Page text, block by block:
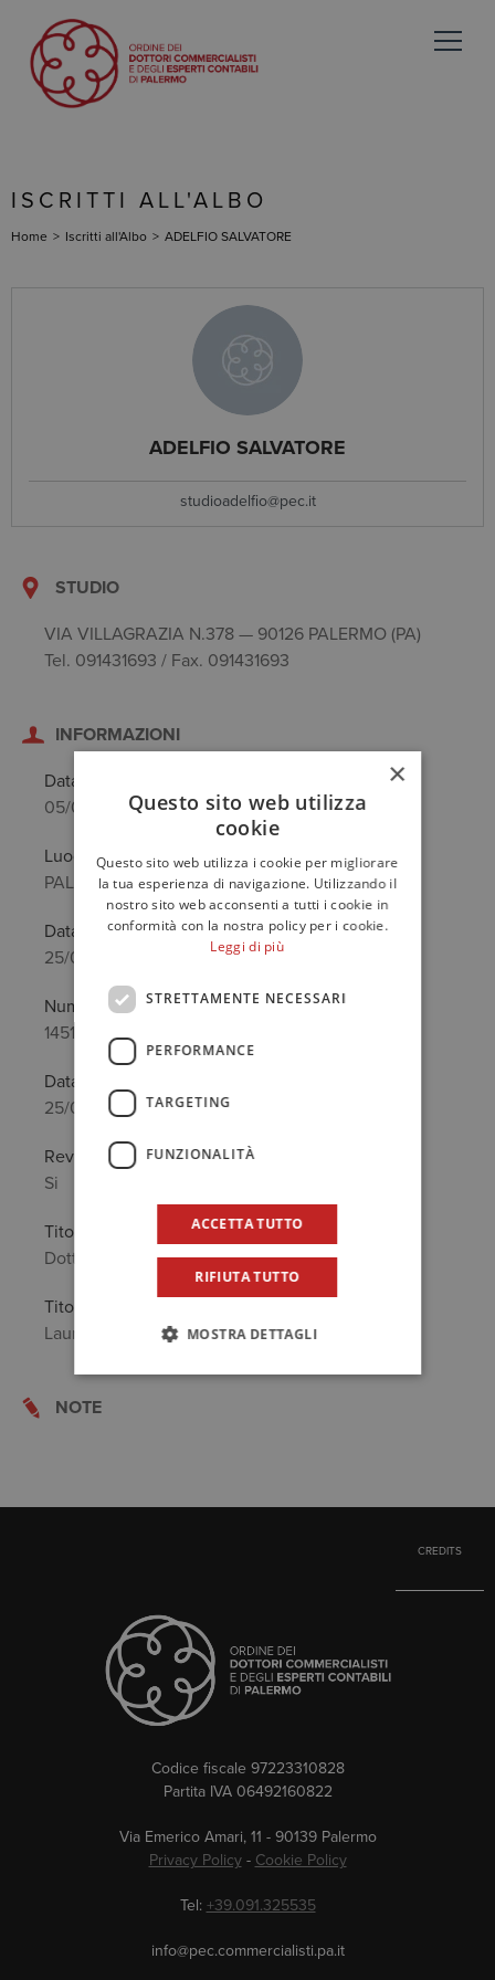
ISCRITTI ALL'ALBO
Home > Iscritti all'Albo > ADELFIO SALVATORE
ADELFIO SALVATORE
studioadelfio@pec.it
STUDIO
VIA VILLAGRAZIA N.378 — 90126 PALERMO (PA)
Tel. 091431693 / Fax. 091431693
INFORMAZIONI
Data di nascita
05/09/1968
Luogo di nascita
PALERMO (PA)
Data anzianità
25/07/2002
Numero
1451/A
Data prima iscrizione
25/07/2002
Revisore legale
Si
Titolo Professionale
Dottore Commercialista
Titolo di Studio
Laurea in: Economia e Commercio
NOTE
CREDITS
Codice fiscale 97223310828
Partita IVA 06492160822
Via Emerico Amari, 11 - 90139 Palermo
Privacy Policy- Cookie Policy
Tel: +39.091.325535
info@pec.commercialisti.pa.it
×
Questo sito web utilizza
cookie
Questo sito web utilizza i cookie per migliorare
la tua esperienza di navigazione. Utilizzando il
nostro sito web acconsenti a tutti i cookie in
conformità con la nostra policy per i cookie.
Leggi di più
STRETTAMENTE NECESSARI
PERFORMANCE
TARGETING
FUNZIONALITÀ
ACCETTA TUTTO
RIFIUTA TUTTO
MOSTRA DETTAGLI